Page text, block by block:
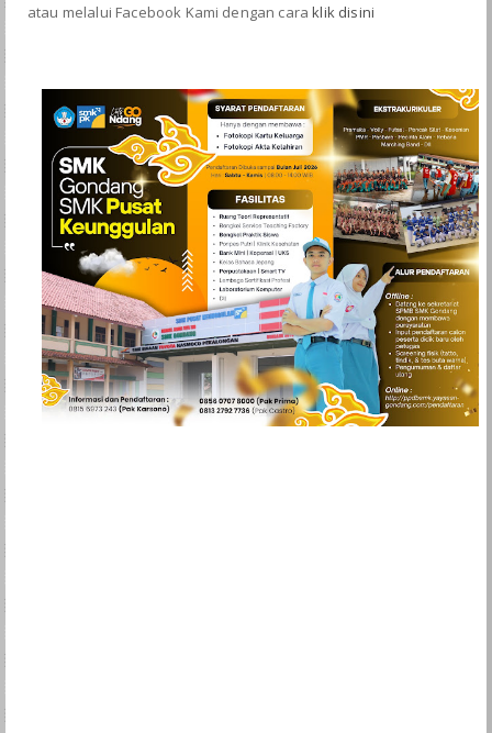
atau melalui Facebook Kami dengan caraklik disini